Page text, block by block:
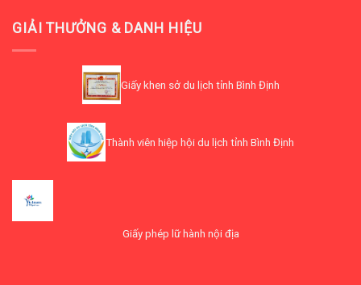
GIẢI THƯỞNG & DANH HIỆU
Giấy khen sở du lịch tỉnh Bình Định
Thành viên hiệp hội du lịch tỉnh Bình Định
Giấy phép lữ hành nội địa